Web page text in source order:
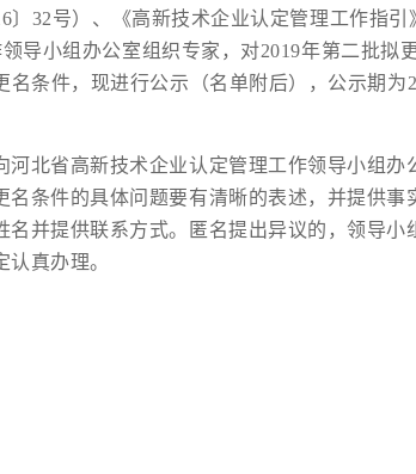
〕32号）、《高新技术企业认定管理工作指引
导小组办公室组织专家，对2019年第二批拟
条件，现进行公示（名单附后），公示期为
北省高新技术企业认定管理工作领导小组办
条件的具体问题要有清晰的表述，并提供事
并提供联系方式。匿名提出异议的，领导小
真办理。